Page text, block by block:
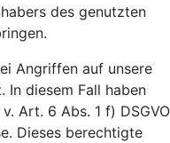
des genutzten
Angriffen auf unsere
diesem Fall haben
Art. 6 Abs. 1 f) DSGVO
Dieses berechtigte